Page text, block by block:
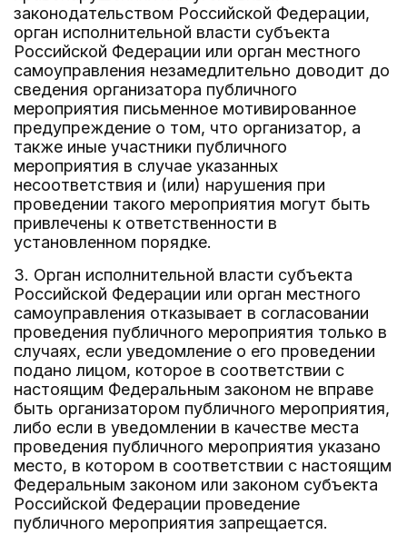
законодательством Российской Федерации,
орган исполнительной власти субъекта
Российской Федерации или орган местного
самоуправления незамедлительно доводит до
сведения организатора публичного
мероприятия письменное мотивированное
предупреждение о том, что организатор, а
также иные участники публичного
мероприятия в случае указанных
несоответствия и (или) нарушения при
проведении такого мероприятия могут быть
привлечены к ответственности в
установленном порядке.
3. Орган исполнительной власти субъекта
Российской Федерации или орган местного
самоуправления отказывает в согласовании
проведения публичного мероприятия только в
случаях, если уведомление о его проведении
подано лицом, которое в соответствии с
настоящим Федеральным законом не вправе
быть организатором публичного мероприятия,
либо если в уведомлении в качестве места
проведения публичного мероприятия указано
место, в котором в соответствии с настоящим
Федеральным законом или законом субъекта
Российской Федерации проведение
публичного мероприятия запрещается.